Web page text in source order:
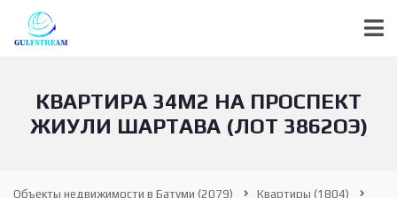
КВАРТИРА 34М2 НА ПРОСПЕКТ
ЖИУЛИ ШАРТАВА (ЛОТ 3862ОЭ)
Объекты недвижимости в Батуми (2079) Квартиры (1804)